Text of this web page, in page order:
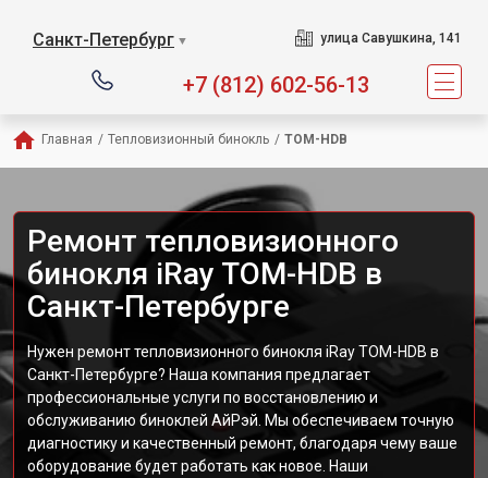
Санкт-Петербург ▼ улица Савушкина, 141
+7 (812) 602-56-13
Главная / Тепловизионный бинокль / TOM-HDB
Ремонт тепловизионного
бинокля iRay TOM-HDB в
Санкт-Петербурге
Нужен ремонт тепловизионного бинокля iRay TOM-HDB в
Санкт-Петербурге? Наша компания предлагает
профессиональные услуги по восстановлению и
обслуживанию биноклей АйРэй. Мы обеспечиваем точную
диагностику и качественный ремонт, благодаря чему ваше
оборудование будет работать как новое. Наши